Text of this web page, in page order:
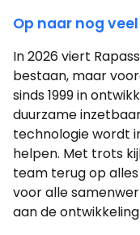
Op naar nog
In 2026 viert
bestaan, maar
sinds 1999 in
duurzame
technologie wordt
helpen. Met trots
team terug op
voor alle
aan de